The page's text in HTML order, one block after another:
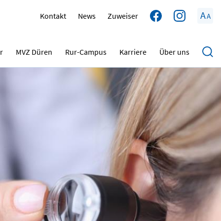
Kontakt News Zuweiser AA
MVZ Düren Rur-Campus Karriere Über uns